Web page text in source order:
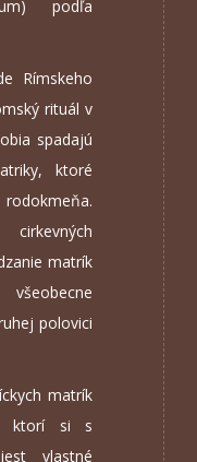
podľa
Rímskeho
rituál v
spadajú
ktoré
matrík
polovici
matrík
ktorí si s
vlastné